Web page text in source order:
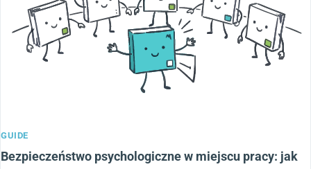
GUIDE
Bezpieczeństwo psychologiczne w miejscu pracy: jak